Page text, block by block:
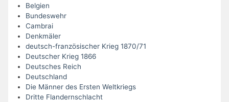
Belgien
Bundeswehr
Cambrai
Denkmäler
deutsch-französischer Krieg 1870/71
Deutscher Krieg 1866
Deutsches Reich
Deutschland
Die Männer des Ersten Weltkriegs
Dritte Flandernschlacht